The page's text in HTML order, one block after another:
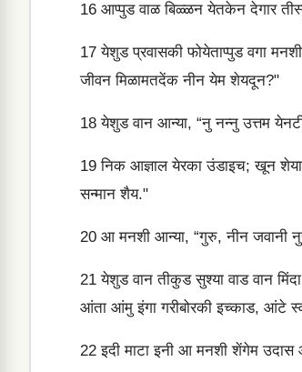
16 आप्पुड वाळ बिळ्ळन येतकेन देगार
17 येशुड प्रवासकी फोयेताप्पुड वगा
जीवन मिळामतदेंक नीन येम शेयदून?"
18 येशुड वान आन्या, “नु नन्नु उत्तम
19 निक आज्ञाल येरका उंडाइच; खून
सन्मान शैय."
20 आ मनशी आन्या, “गुरु, नीन जवानी
21 येशुड वान तीकुड सुश्या वाड वान
आंता आंमु इंगा गरीबोरकी इच्काड, आंटे
22 इदी माटा इनी आ मनशी शेंगेम उदास